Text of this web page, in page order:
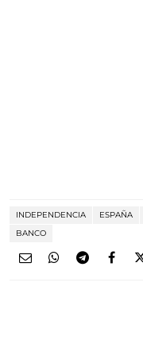
INDEPENDENCIA ESPAÑA
BANCO